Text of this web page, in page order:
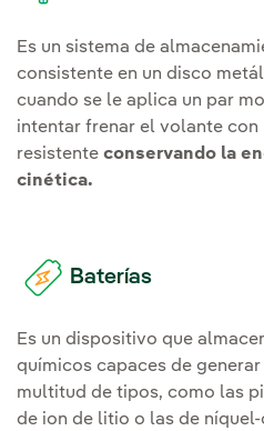
Es un sistema de
consistente en un disco
cuando se le aplica un par
intentar frenar el volante con
resistente conservando la
cinética.
Baterías
Es un dispositivo que
químicos capaces de generar
multitud de tipos, como las
de ion de litio o las de